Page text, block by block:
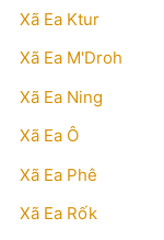
Xã Ea Ktur
Xã Ea M'Droh
Xã Ea Ning
Xã Ea Ô
Xã Ea Phê
Xã Ea Rốk